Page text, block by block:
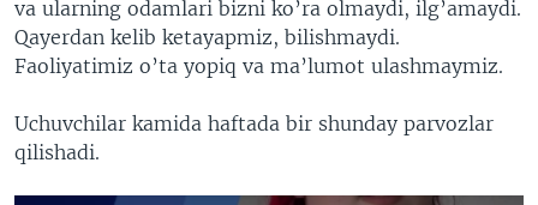
va ularning odamlari bizni ko’ra olmaydi, ilg’amaydi.
Qayerdan kelib ketayapmiz, bilishmaydi.
Faoliyatimiz o’ta yopiq va ma’lumot ulashmaymiz.
Uchuvchilar kamida haftada bir shunday parvozlar
qilishadi.